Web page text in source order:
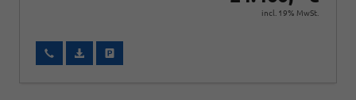
incl. 19% MwSt.
Wir rufen Sie anFahrzeugexposé (PDF)